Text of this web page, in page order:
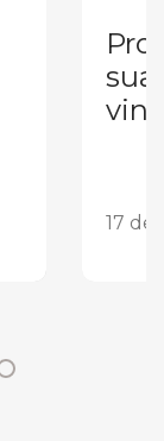
sua
17 de